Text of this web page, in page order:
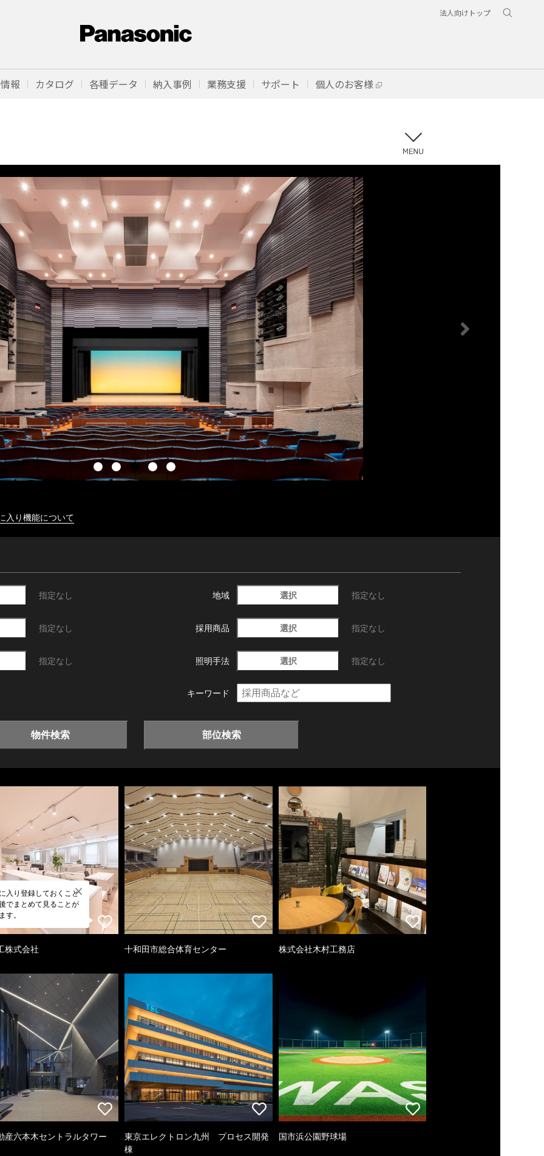
法人向けトップ
報 カタログ 各種データ 納入事例 業務支援 サポート 個人のお客様
入り機能について
指定なし 地域 選択 指定なし
指定なし 採用商品 選択 指定なし
指定なし 照明手法 選択 指定なし
キーワード
物件検索 部位検索
入り登録しておくこと
でまとめて見ることが
す。
株式会社 十和田市総合体育センター 株式会社木村工務店
産六本木セントラルタワー
東京エレクトロン九州 プロセス開発
棟
国市浜公園野球場